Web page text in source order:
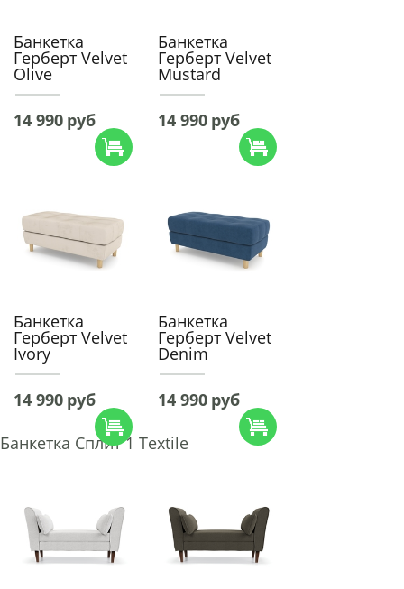
Банкетка
Герберт Velvet
Olive
14 990 руб
Банкетка
Герберт Velvet
Mustard
14 990 руб
Банкетка
Герберт Velvet
Ivory
14 990 руб
Банкетка
Герберт Velvet
Denim
14 990 руб
Банкетка Сплит 1 Textile